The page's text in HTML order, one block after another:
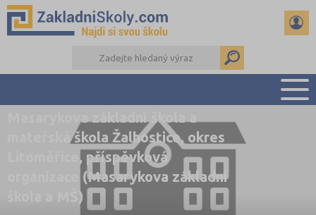
PŘEHLED ŠKOL
PŘIJÍMAČKY NA SŠ
RADY A ČLÁNKY
ČTENÁŘSKÝ DENÍK
Masarykova základní škola a
mateřská škola Žalhostice, okres
Litoměřice, příspěvková
organizace (Masarykova základní
škola a MŠ)